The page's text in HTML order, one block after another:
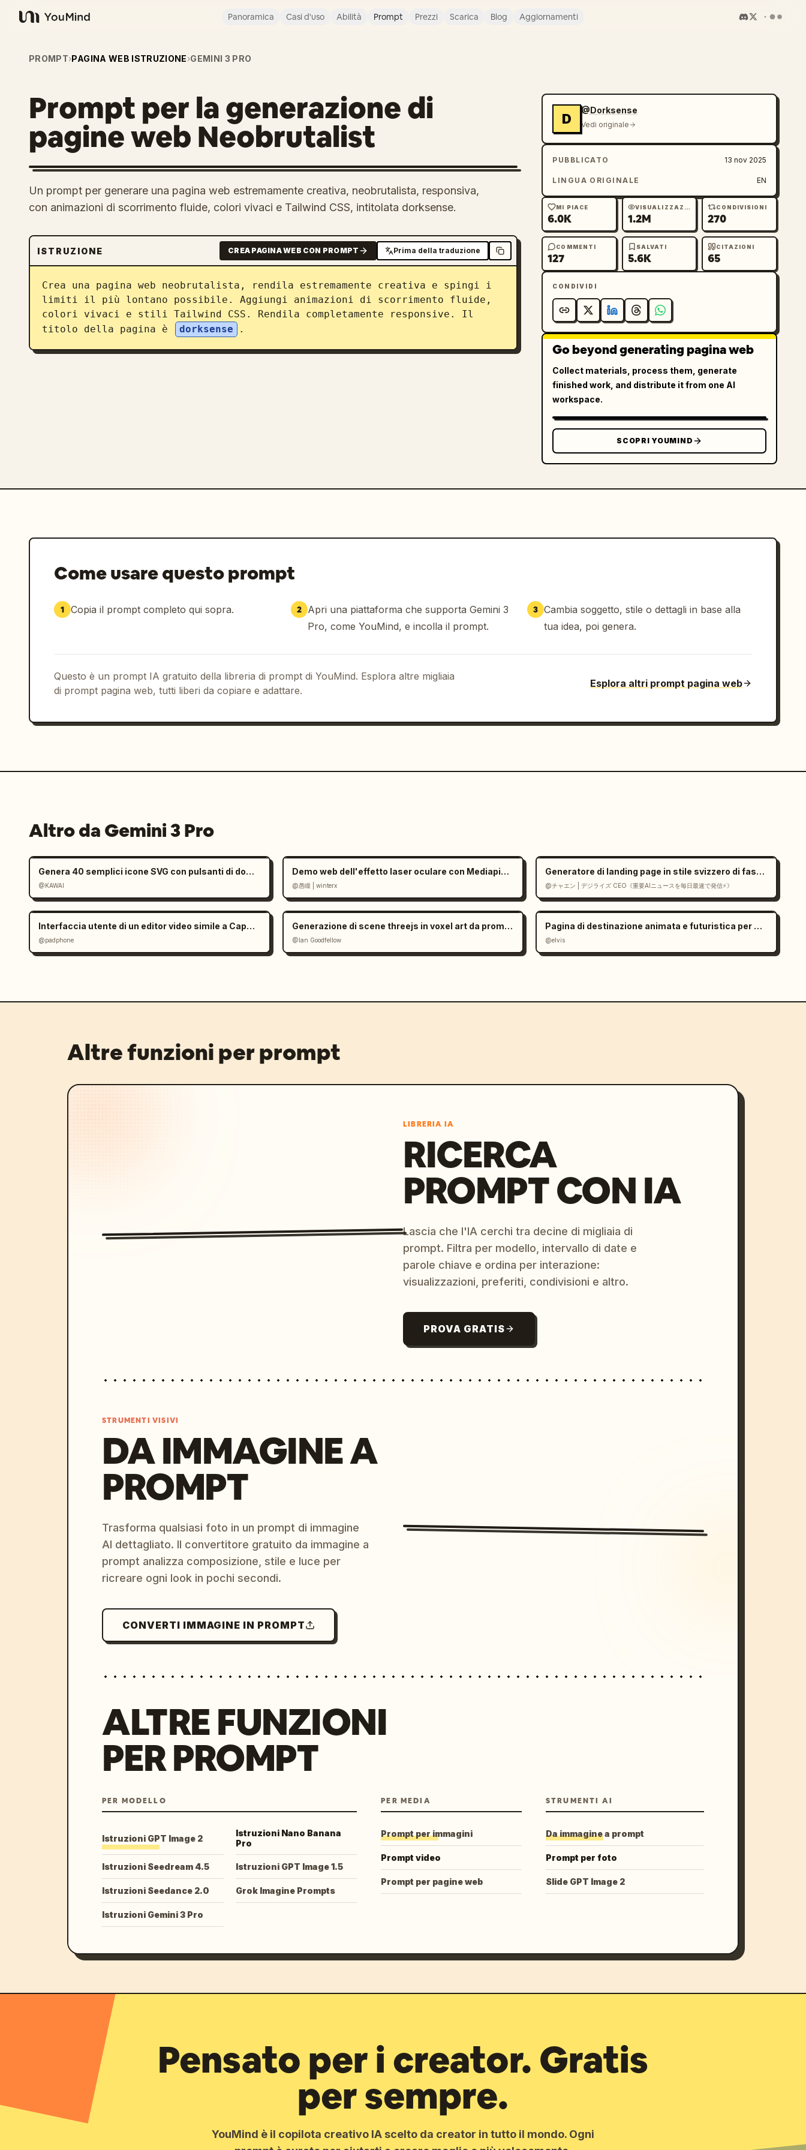
YouMind
Panoramica Casi d'uso Abilità Prompt Prezzi Scarica Blog Aggiornamenti
PROMPT›PAGINA WEB ISTRUZIONE›GEMINI 3 PRO
Prompt per la generazione di
pagine web Neobrutalist
Un prompt per generare una pagina web estremamente creativa, neobrutalista, responsiva,
con animazioni di scorrimento fluide, colori vivaci e Tailwind CSS, intitolata dorksense.
ISTRUZIONE CREA PAGINA WEB CON PROMPT Prima della traduzione
Crea una pagina web neobrutalista, rendila estremamente creativa e spingi i
limiti il più lontano possibile. Aggiungi animazioni di scorrimento fluide,
colori vivaci e stili Tailwind CSS. Rendila completamente responsive. Il
titolo della pagina è
dorksense .
D
@Dorksense
Vedi originale
PUBBLICATO 13 nov 2025
LINGUA ORIGINALE EN
MI PIACE
6.0K
VISUALIZZAZIONI
1.2M
CONDIVISIONI
270
COMMENTI
127
SALVATI
5.6K
CITAZIONI
65
CONDIVIDI
Go beyond generating pagina web
Collect materials, process them, generate
finished work, and distribute it from one AI
workspace.
SCOPRI YOUMIND
Come usare questo prompt
1 Copia il prompt completo qui sopra. 2 Apri una piattaforma che supporta Gemini 3
Pro, come YouMind, e incolla il prompt.
3 Cambia soggetto, stile o dettagli in base alla
tua idea, poi genera.
Questo è un prompt IA gratuito della libreria di prompt di YouMind. Esplora altre migliaia
di prompt pagina web, tutti liberi da copiare e adattare.
Esplora altri prompt pagina web
Altro da Gemini 3 Pro
Genera 40 semplici icone SVG con pulsanti di download
@KAWAI
Demo web dell'effetto laser oculare con Mediapipe e Three.js
@愚瞳 | winterx
Generatore di landing page in stile svizzero di fascia alta in React
@チャエン | デジライズ CEO《重要AIニュースを毎日最速で発信⚡️》
Interfaccia utente di un editor video simile a CapCut in Gemini
@padphone
Generazione di scene threejs in voxel art da prompt di immagine
@Ian Goodfellow
Pagina di destinazione animata e futuristica per un gioco di IA
@elvis
Altre funzioni per prompt
LIBRERIA IA
RICERCA
PROMPT CON IA
Lascia che l'IA cerchi tra decine di migliaia di
prompt. Filtra per modello, intervallo di date e
parole chiave e ordina per interazione:
visualizzazioni, preferiti, condivisioni e altro.
PROVA GRATIS
STRUMENTI VISIVI
DA IMMAGINE A
PROMPT
Trasforma qualsiasi foto in un prompt di immagine
AI dettagliato. Il convertitore gratuito da immagine a
prompt analizza composizione, stile e luce per
ricreare ogni look in pochi secondi.
CONVERTI IMMAGINE IN PROMPT
ALTRE FUNZIONI
PER PROMPT
PER MODELLO
Istruzioni GPT Image 2
Istruzioni Nano Banana
Pro
Istruzioni Seedream 4.5 Istruzioni GPT Image 1.5
Istruzioni Seedance 2.0 Grok Imagine Prompts
Istruzioni Gemini 3 Pro
PER MEDIA
Prompt per immagini
Prompt video
Prompt per pagine web
STRUMENTI AI
Da immagine a prompt
Prompt per foto
Slide GPT Image 2
Pensato per i creator. Gratis
per sempre.
YouMind è il copilota creativo IA scelto da creator in tutto il mondo. Ogni